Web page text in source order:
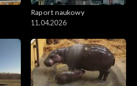
Raport naukowy
11.04.2026